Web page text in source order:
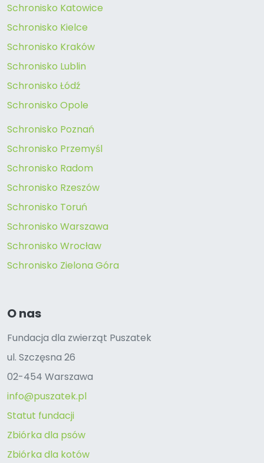
Schronisko Katowice
Schronisko Kielce
Schronisko Kraków
Schronisko Lublin
Schronisko Łódź
Schronisko Opole
Schronisko Poznań
Schronisko Przemyśl
Schronisko Radom
Schronisko Rzeszów
Schronisko Toruń
Schronisko Warszawa
Schronisko Wrocław
Schronisko Zielona Góra
O nas
Fundacja dla zwierząt Puszatek
ul. Szczęsna 26
02-454 Warszawa
info@puszatek.pl
Statut fundacji
Zbiórka dla psów
Zbiórka dla kotów